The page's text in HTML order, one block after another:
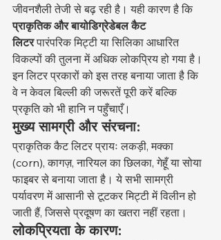
जीवनशैली तेजी से बढ़ रही है। यही कारण है कि
प्राकृतिक और बायोडिग्रेडेबल कैट
लिटर पारंपरिक मिट्टी या सिलिका आधारित
विकल्पों की तुलना में अधिक लोकप्रिय हो गया है।
इन लिटर प्रकारों को इस तरह बनाया जाता है कि
वे न केवल बिल्ली की जरूरतें पूरी करें बल्कि
प्रकृति को भी हानि न पहुँचाएँ।
मुख्य सामग्री और संरचना:
प्राकृतिक कैट लिटर प्रायः लकड़ी, मक्का
(corn), कागज़, नारियल का छिलका, गेहूँ या सोया
फाइबर से बनाया जाता है। ये सभी सामग्री
पर्यावरण में आसानी से टूटकर मिट्टी में विलीन हो
जाती हैं, जिससे प्रदूषण का खतरा नहीं रहता।
लोकप्रियता के कारण: